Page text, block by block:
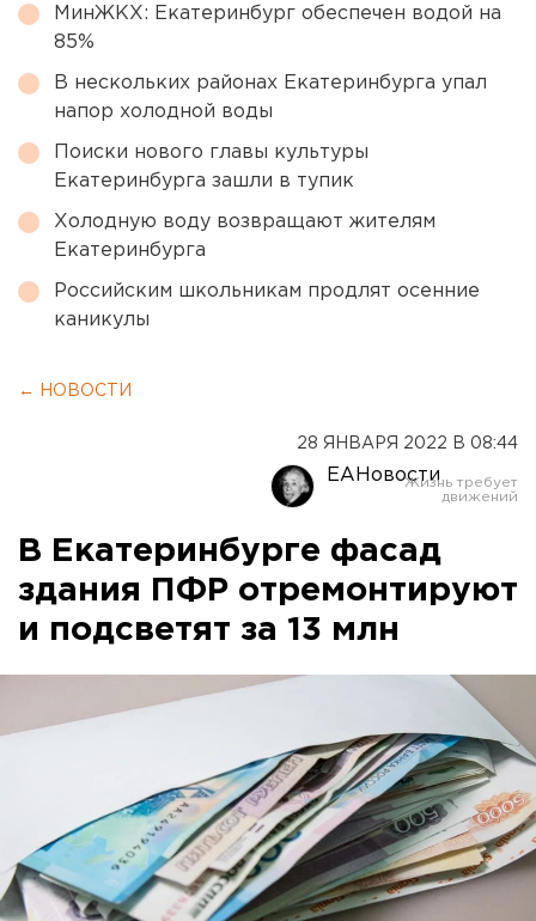
МинЖКХ: Екатеринбург обеспечен водой на
85%
В нескольких районах Екатеринбурга упал
напор холодной воды
Поиски нового главы культуры
Екатеринбурга зашли в тупик
Холодную воду возвращают жителям
Екатеринбурга
Российским школьникам продлят осенние
каникулы
← НОВОСТИ
28 ЯНВАРЯ 2022 В 08:44
ЕАНовости
В Екатеринбурге фасад
здания ПФР отремонтируют
и подсветят за 13 млн